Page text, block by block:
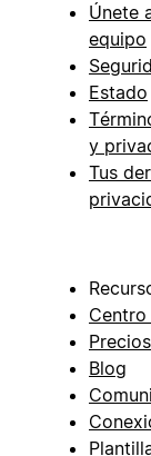
Únete
equipo
Estado
y
Tus
Precios
Blog